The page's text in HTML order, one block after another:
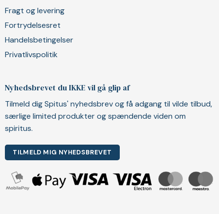
Fragt og levering
Fortrydelsesret
Handelsbetingelser
Privatlivspolitik
Nyhedsbrevet du IKKE vil gå glip af
Tilmeld dig Spitus' nyhedsbrev og få adgang til vilde tilbud,
særlige limited produkter og spændende viden om
spiritus.
TILMELD MIG NYHEDSBREVET